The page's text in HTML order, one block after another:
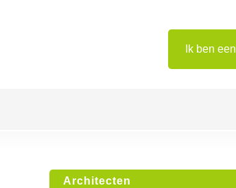
Ik ben een
Architecten